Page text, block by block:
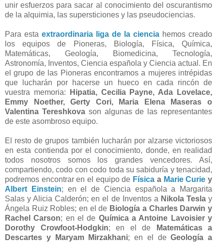
unir esfuerzos para sacar al conocimiento del oscurantismo
de la alquimia, las supersticiones y las pseudociencias.
Para esta extraordinaria liga de la ciencia hemos creado
los equipos de Pioneras, Biología, Física, Química,
Matemáticas, Geología, Biomedicina, Tecnología,
Astronomía, Inventos, Ciencia española y Ciencia actual. En
el grupo de las Pioneras encontramos a mujeres intrépidas
que lucharán por hacerse un hueco en cada rincón de
vuestra memoria:
Hipatia, Cecilia Payne, Ada Lovelace,
Emmy Noether, Gerty Cori, Maria Elena Maseras o
Valentina Tereshkovason algunas de las representantes
de este asombroso equipo.
El resto de grupos también lucharán por alzarse victoriosos
en esta contienda por el conocimiento, donde, en realidad
todos nosotros somos los grandes vencedores. Así,
compartiendo, codo con codo toda su sabiduría y tenacidad,
podremos encontrar en el equipo de Física a Marie Curie y
Albert Einstein; en el de Ciencia española a Margarita
Salas y Alicia Calderón; en el de Inventos a Nikola Teslay
Ángela Ruiz Robles; en el de Biología a Charles Darwin y
Rachel Carson; en el de Química a Antoine Lavoisier y
Dorothy Crowfoot-Hodgkin; en el de
Matemáticas a
Descartes y Maryam Mirzakhani; en el deGeología a